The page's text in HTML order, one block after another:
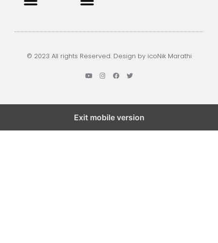
© 2023 All rights Reserved. Design by icoNik Marathi
Exit mobile version